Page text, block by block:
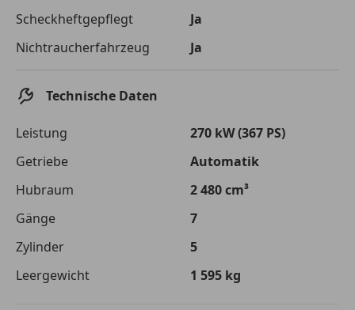
von der von Ihnen gewählten Bank. Rückzahlungszeitraum 1-10
Jetzt berechnen
Scheckheftgepflegt
Ja
Nichtraucherfahrzeug
Ja
Technische Daten
Leistung
270 kW (367 PS)
Getriebe
Automatik
Hubraum
2 480 cm³
Gänge
7
Zylinder
5
Leergewicht
1 595 kg